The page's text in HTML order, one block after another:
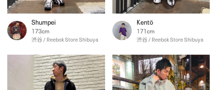
Shumpei
173cm
渋谷 / Reebok Store Shibuya
Kentö
171cm
渋谷 / Reebok Store Shibuya